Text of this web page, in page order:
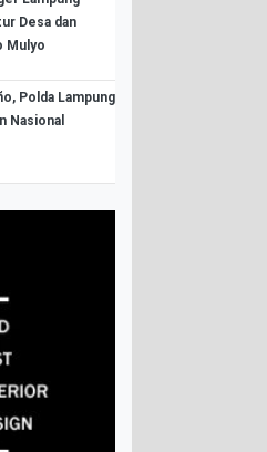
Desa dan
Mulyo
Polda Lampung
Nasional